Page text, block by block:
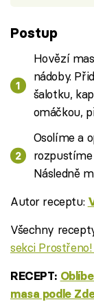
Postup
Hovězí
nádoby.
šalotku,
omáčkou,
Osolíme a
rozpustíme
Následně
Autor receptu:
Všechny
sekci Prostřeno!
RECEPT:
masa podle